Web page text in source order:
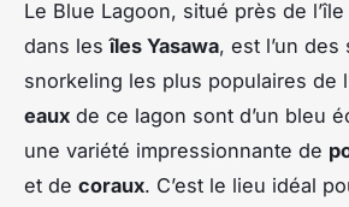
Le Blue Lagoon, situé près de l’île
dans lesîles Yasawa, est l’un des
snorkeling les plus populaires de
eaux de ce lagon sont d’un bleu
une variété impressionnante de
et de coraux. C’est le lieu idéal